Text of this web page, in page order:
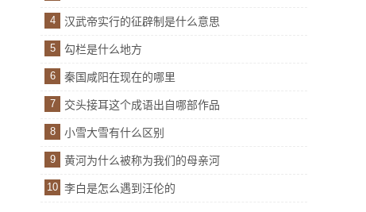
4 汉武帝实行的征辟制是什么意思
5 勾栏是什么地方
6 秦国咸阳在现在的哪里
7 交头接耳这个成语出自哪部作品
8 小雪大雪有什么区别
9 黄河为什么被称为我们的母亲河
10 李白是怎么遇到汪伦的